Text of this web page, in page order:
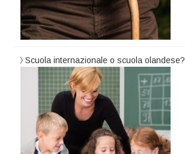
Scuola internazionale o scuola olandese?